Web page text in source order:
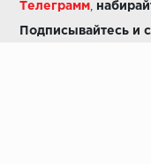
Телеграмм
Подписывайтесь и